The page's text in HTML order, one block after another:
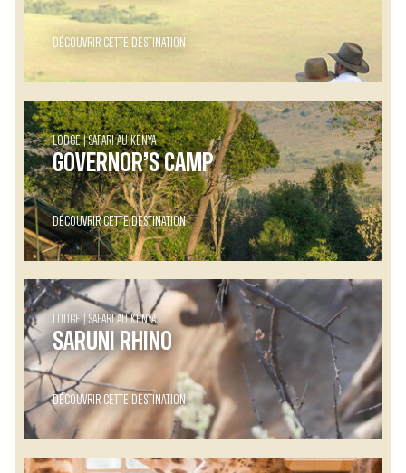
DÉCOUVRIR CETTE DESTINATION
LODGE SAFARI AU KENYA
GOVERNOR’S CAMP
DÉCOUVRIR CETTE DESTINATION
LODGE SAFARI AU KENYA
SARUNI RHINO
DÉCOUVRIR CETTE DESTINATION